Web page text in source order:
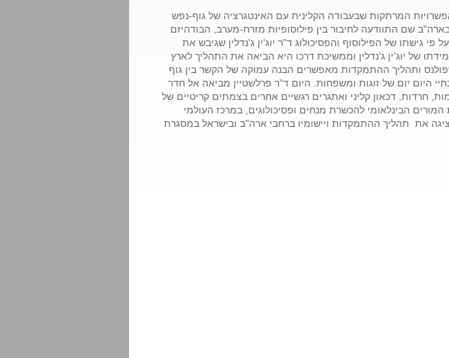
מזה 30 שנה. את האפשרויות המרתקות שבעבודה הקלינית עם האינטגרציה של גוף-נפש
שם התוודעה לחיבור בין פילוסופיות מזרח-מערב, הבודהיזם
גישתו של הפילוסוף והפסיכולוג ד"ר יוג'ין ג'נדלין שגיבש את
של יוג'ין ג'נדלין וממשיכת דרכו היא הביאה את התהליך לארץ
המיינדפולנס ותהליך ההתמקדות מאפשרים הבנה עמוקה של הקשר בין גוף
היום יום של זוגות ומשפחות. היום ד"ר פרלשטיין מביאה אל חדר
חרדות, דכאון קליני ואתגרים רגשיים אחרים בצמתים קריטיים של
הבינלאומי להכשרת מנחים ופסיכולוגים, במרכז העולמי
בניו-יורק מאז 1993. היא מציגה את תהליך ההתמקדות ויישומיו ברחבי ארה"ב ובישראל במסגרת